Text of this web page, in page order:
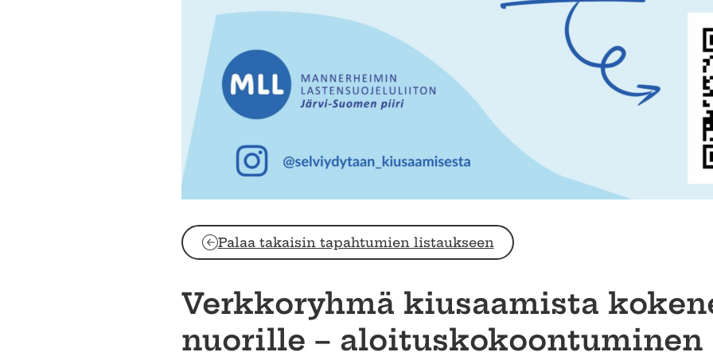
Palaa takaisin tapahtumien listaukseen
Verkkoryhmä kiusaamista
nuorille – aloituskokoontuminen